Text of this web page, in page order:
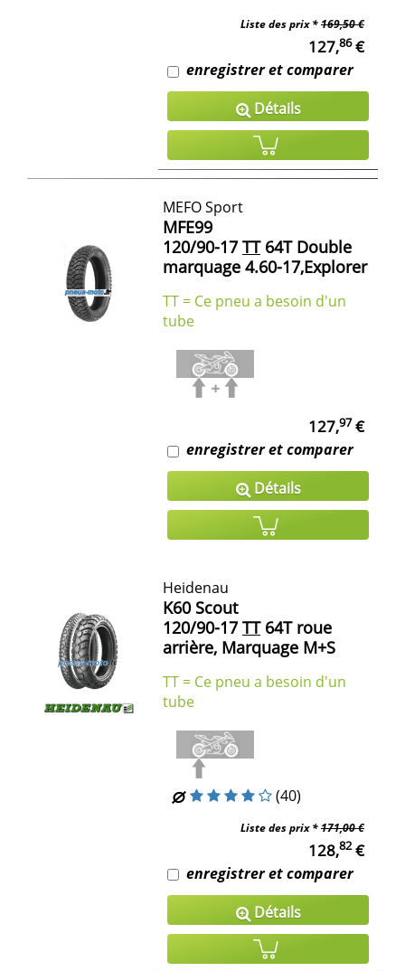
Liste des prix *169,50 €
127,86€
enregistrer et comparer
Détails
MEFO Sport
MFE99
120/90-17 TT64T Double
marquage 4.60-17,Explorer
TT = Ce pneu a besoin d'un
tube
127,97€
enregistrer et comparer
Détails
Heidenau
K60 Scout
120/90-17 TT64T roue
arrière, Marquage M+S
TT = Ce pneu a besoin d'un
tube
(40)
Liste des prix *171,00 €
128,82€
enregistrer et comparer
Détails